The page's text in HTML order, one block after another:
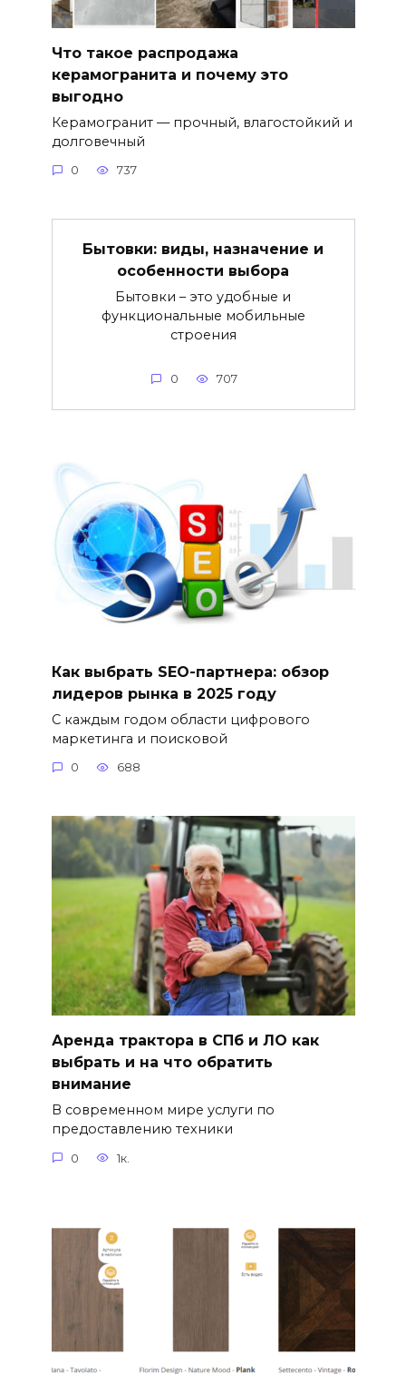
Что такое распродажа
керамогранита и почему это
выгодно
Керамогранит — прочный, влагостойкий и
долговечный
0 737
Бытовки: виды, назначение и
особенности выбора
Бытовки – это удобные и
функциональные мобильные
строения
0 707
Как выбрать SEO-партнера: обзор
лидеров рынка в 2025 году
С каждым годом области цифрового
маркетинга и поисковой
0 688
Аренда трактора в СПб и ЛО как
выбрать и на что обратить
внимание
В современном мире услуги по
предоставлению техники
0 1к.